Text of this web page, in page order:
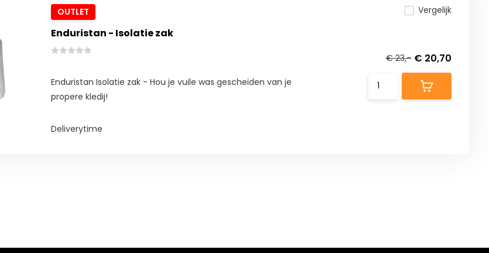
OUTLET
Enduristan - Isolatie zak
Enduristan Isolatie zak - Hou je vuile was gescheiden van je
propere kledij!
Deliverytime
Vergelijk
€ 23,- € 20,70